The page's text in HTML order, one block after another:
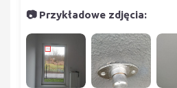
📷 Przykładowe zdjęcia: